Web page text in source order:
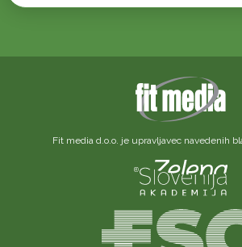
Fit media d.o.o. je upravljavec navedenih